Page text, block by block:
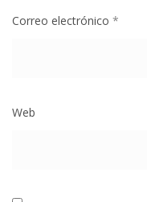
Correo electrónico *
Web